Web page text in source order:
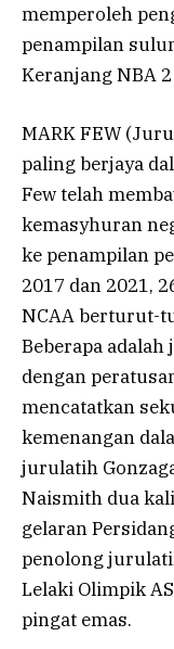
memperoleh
penampilan
Keranjang NBA
MARK FEW
paling berjaya
Few telah
kemasyhuran
ke penampilan
2017 dan 2021,
NCAA berturut-
Beberapa
dengan
mencatatkan
kemenangan
jurulatih
Naismith dua
gelaran
penolong
Lelaki Olimpik
pingat emas.